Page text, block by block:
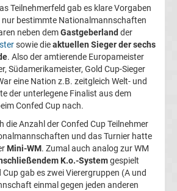
Teilnehmerfeld gab es klare Vorgaben
nur bestimmte Nationalmannschaften
neben demGastgeberland der
sowie dieaktuellen Sieger der sechs
. Also der amtierende Europameister
Südamerikameister, Gold Cup-Sieger
eine Nation z.B. zeitgleich Welt- und
der unterlegene Finalist aus dem
Confed Cup nach.
die Anzahl der Confed Cup Teilnehmer
und das Turnier hatte
Mini-WM. Zumal auch analog zur WM
K.o.-Systemgespielt
gab es zwei Vierergruppen (A und
einmal gegen jeden anderen